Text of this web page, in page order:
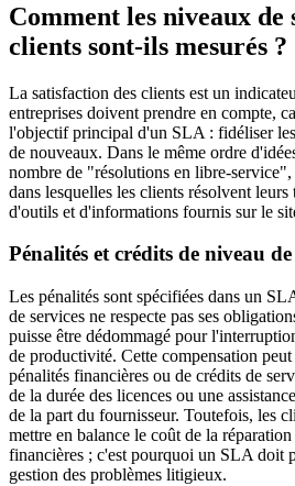
Comment les niveaux de
clients sont-ils mesurés ?
La satisfaction des clients est un
entreprises doivent prendre en compte,
l'objectif principal d'un SLA : fidéliser
de nouveaux. Dans le même ordre
nombre de "résolutions en libre-
dans lesquelles les clients résolvent
d'outils et d'informations fournis sur le
Pénalités et crédits de niveau de
Les pénalités sont spécifiées dans un
de services ne respecte pas ses
puisse être dédommagé pour
de productivité. Cette compensation
pénalités financières ou de crédits de
de la durée des licences ou une
de la part du fournisseur. Toutefois, les
mettre en balance le coût de la
financières ; c'est pourquoi un SLA doit
gestion des problèmes litigieux.